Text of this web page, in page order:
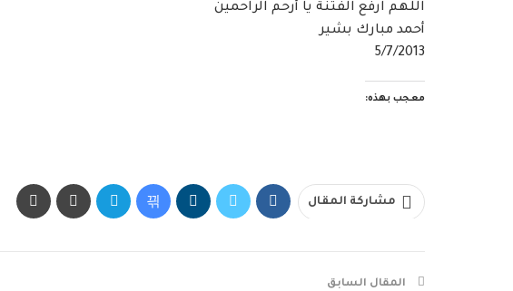
اللهم ارفع الفتنة يا أرحم الراحمين
أحمد مبارك بشير
5/7/2013
معجب بهذه:
مشاركة المقال
المقال السابق